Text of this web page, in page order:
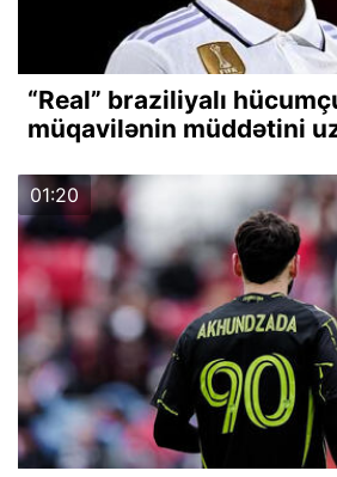
“Real” braziliyalı
müqavilənin müddətini
01:20